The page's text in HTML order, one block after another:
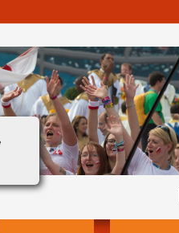
» (Mt